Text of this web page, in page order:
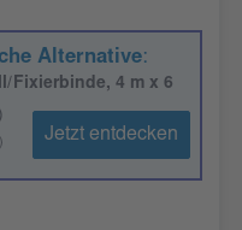
Alternative:
Fixierbinde, 4 m x 6
Jetzt entdecken